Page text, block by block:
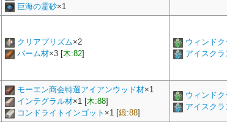
巨海の霊砂×1
クリアプリズム×2
パーム材×3 [木:82]
ウィンド
アイスクラ
モーエン商会特選アイアンウッド材×1
インテグラル材×1 [木:88]
コンドライトインゴット ×1 [鍛:88]
ウィンド
アイスクラ